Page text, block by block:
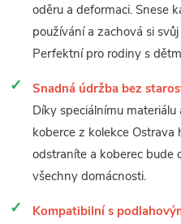
oděru a deformaci. Snese
používání a zachová si
Perfektní pro rodiny s
Snadná údržba bez
Díky speciálnímu
koberce z kolekce
odstraníte a koberec bude
všechny domácnosti.
Kompatibilní s